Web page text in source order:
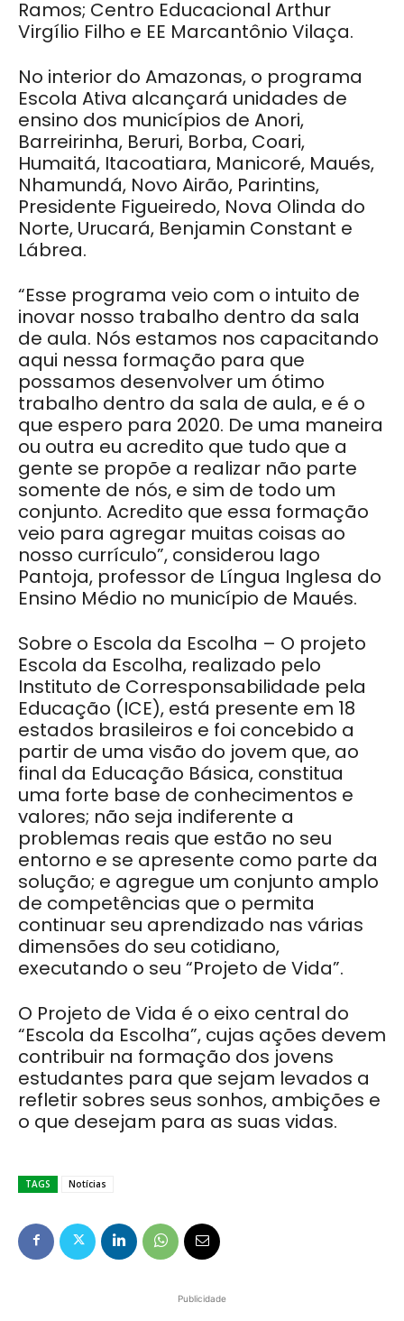
Ramos; Centro Educacional Arthur
Virgílio Filho e EE Marcantônio Vilaça.
No interior do Amazonas, o programa
Escola Ativa alcançará unidades de
ensino dos municípios de Anori,
Barreirinha, Beruri, Borba, Coari,
Humaitá, Itacoatiara, Manicoré, Maués,
Nhamundá, Novo Airão, Parintins,
Presidente Figueiredo, Nova Olinda do
Norte, Urucará, Benjamin Constant e
Lábrea.
“Esse programa veio com o intuito de
inovar nosso trabalho dentro da sala
de aula. Nós estamos nos capacitando
aqui nessa formação para que
possamos desenvolver um ótimo
trabalho dentro da sala de aula, e é o
que espero para 2020. De uma maneira
ou outra eu acredito que tudo que a
gente se propõe a realizar não parte
somente de nós, e sim de todo um
conjunto. Acredito que essa formação
veio para agregar muitas coisas ao
nosso currículo”, considerou Iago
Pantoja, professor de Língua Inglesa do
Ensino Médio no município de Maués.
Sobre o Escola da Escolha – O projeto
Escola da Escolha, realizado pelo
Instituto de Corresponsabilidade pela
Educação (ICE), está presente em 18
estados brasileiros e foi concebido a
partir de uma visão do jovem que, ao
final da Educação Básica, constitua
uma forte base de conhecimentos e
valores; não seja indiferente a
problemas reais que estão no seu
entorno e se apresente como parte da
solução; e agregue um conjunto amplo
de competências que o permita
continuar seu aprendizado nas várias
dimensões do seu cotidiano,
executando o seu “Projeto de Vida”.
O Projeto de Vida é o eixo central do
“Escola da Escolha”, cujas ações devem
contribuir na formação dos jovens
estudantes para que sejam levados a
refletir sobres seus sonhos, ambições e
o que desejam para as suas vidas.
TAGS Notícias
Publicidade